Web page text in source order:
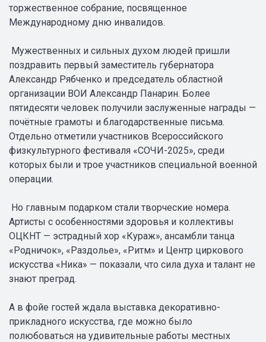
торжественное собрание, посвященное
Международному дню инвалидов.
Мужественных и сильных духом людей пришли
поздравить первый заместитель губернатора
Александр Рябченко и председатель областной
организации ВОИ Александр Панарин. Более
пятидесяти человек получили заслуженные награды —
почётные грамоты и благодарственные письма.
Отдельно отметили участников Всероссийского
физкультурного фестиваля «СОЧИ-2025», среди
которых были и трое участников специальной военной
операции.
Но главным подарком стали творческие номера.
Артисты с особенностями здоровья и коллективы
ОЦКНТ — эстрадный хор «Кураж», ансамбли танца
«Родничок», «Раздолье», «Ритм» и Центр циркового
искусства «Ника» — показали, что сила духа и талант не
знают преград.
А в фойе гостей ждала выставка декоративно-
прикладного искусства, где можно было
полюбоваться на удивительные работы местных